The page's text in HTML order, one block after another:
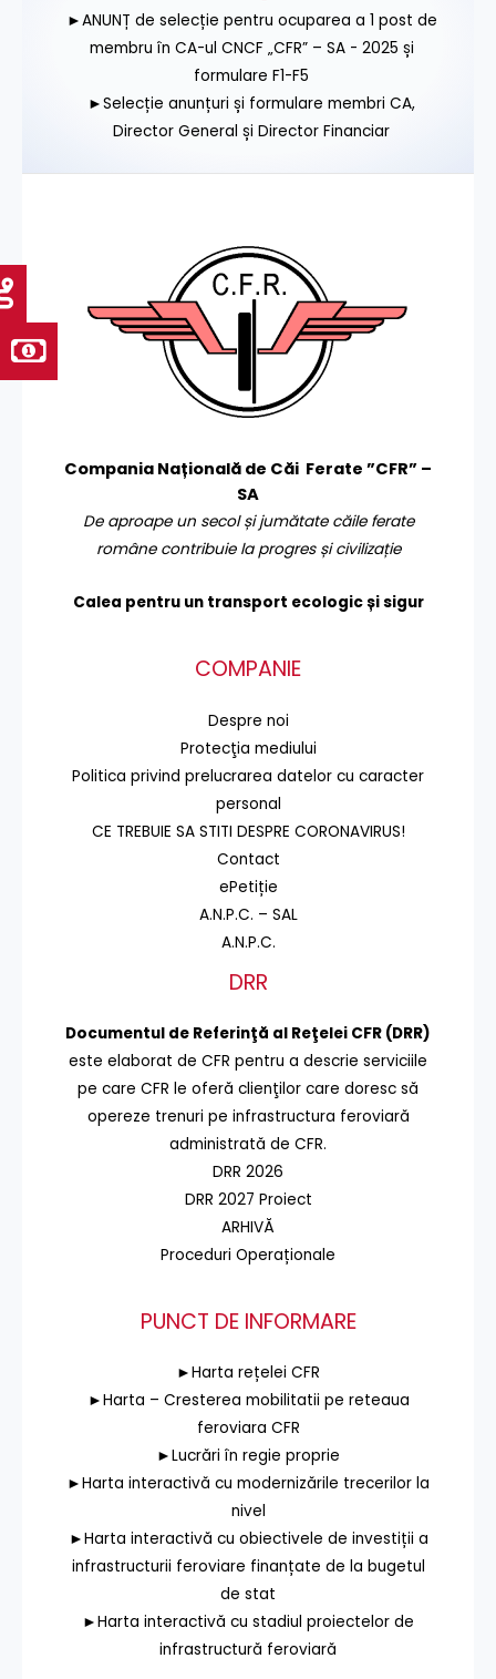
►ANUNȚ de selecție pentru ocuparea a 1 post de
membru în CA-ul CNCF „CFR” – SA - 2025 și
formulare F1-F5
►Selecție anunțuri și formulare membri CA,
Director General și Director Financiar
Compania Națională de Căi Ferate ”CFR” –
SA
De aproape un secol și jumătate căile ferate
române contribuie la progres și civilizație
Calea pentru un transport ecologic și sigur
COMPANIE
Despre noi
Protecţia mediului
Politica privind prelucrarea datelor cu caracter
personal
CE TREBUIE SA STITI DESPRE CORONAVIRUS!
Contact
ePetiție
A.N.P.C. – SAL
A.N.P.C.
DRR
Documentul de Referinţă al Reţelei CFR (DRR)
este elaborat de CFR pentru a descrie serviciile
pe care CFR le oferă clienţilor care doresc să
opereze trenuri pe infrastructura feroviară
administrată de CFR.
DRR 2026
DRR 2027 Proiect
ARHIVĂ
Proceduri Operaționale
PUNCT DE INFORMARE
►Harta rețelei CFR
►Harta – Cresterea mobilitatii pe reteaua
feroviara CFR
►Lucrări în regie proprie
►Harta interactivă cu modernizările trecerilor la
nivel
►Harta interactivă cu obiectivele de investiții a
infrastructurii feroviare finanțate de la bugetul
de stat
►Harta interactivă cu stadiul proiectelor de
infrastructură feroviară